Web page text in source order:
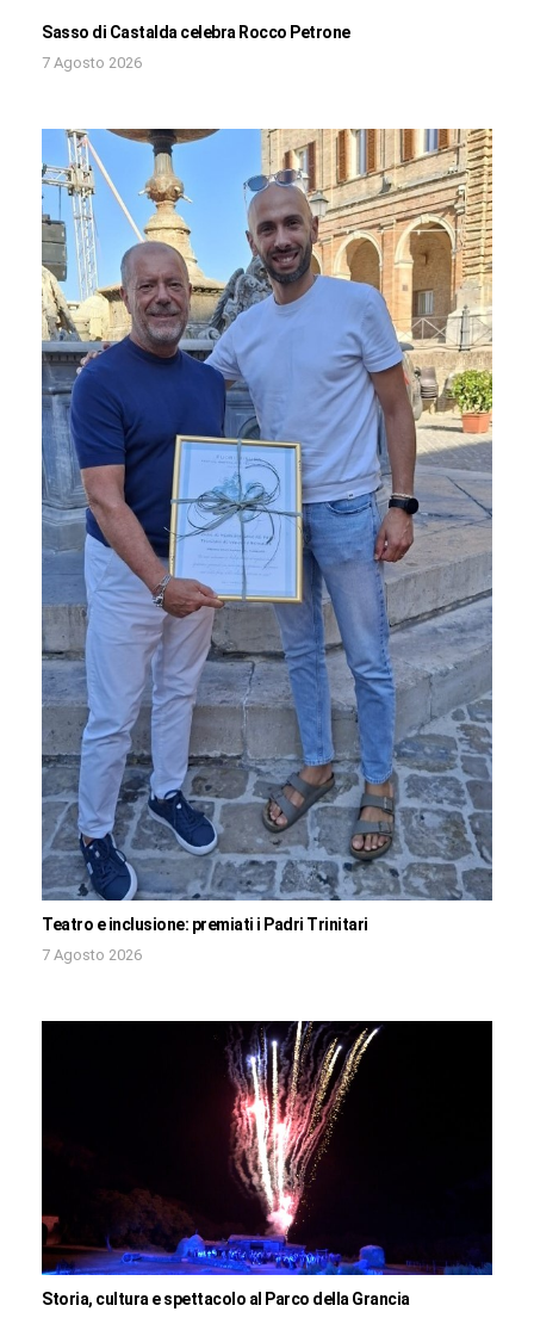
Sasso di Castalda celebra Rocco Petrone
7 Agosto 2026
Teatro e inclusione: premiati i Padri Trinitari
7 Agosto 2026
Storia, cultura e spettacolo al Parco della Grancia